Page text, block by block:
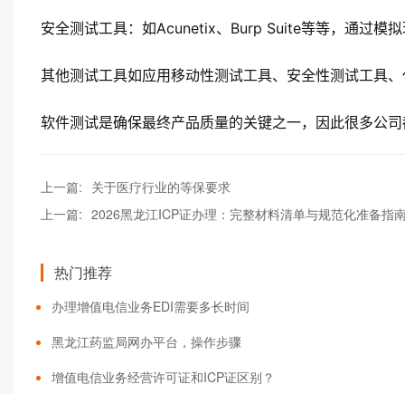
安全测试工具：如Acunetix、Burp Suite等等，通过模
其他测试工具如应用移动性测试工具、安全性测试工具
软件测试是确保最终产品质量的关键之一，因此很多公
上一篇: 关于医疗行业的等保要求
上一篇: 2026黑龙江ICP证办理：完整材料清单与规范化准备指
热门推荐
办理增值电信业务EDI需要多长时间
黑龙江药监局网办平台，操作步骤
增值电信业务经营许可证和ICP证区别？